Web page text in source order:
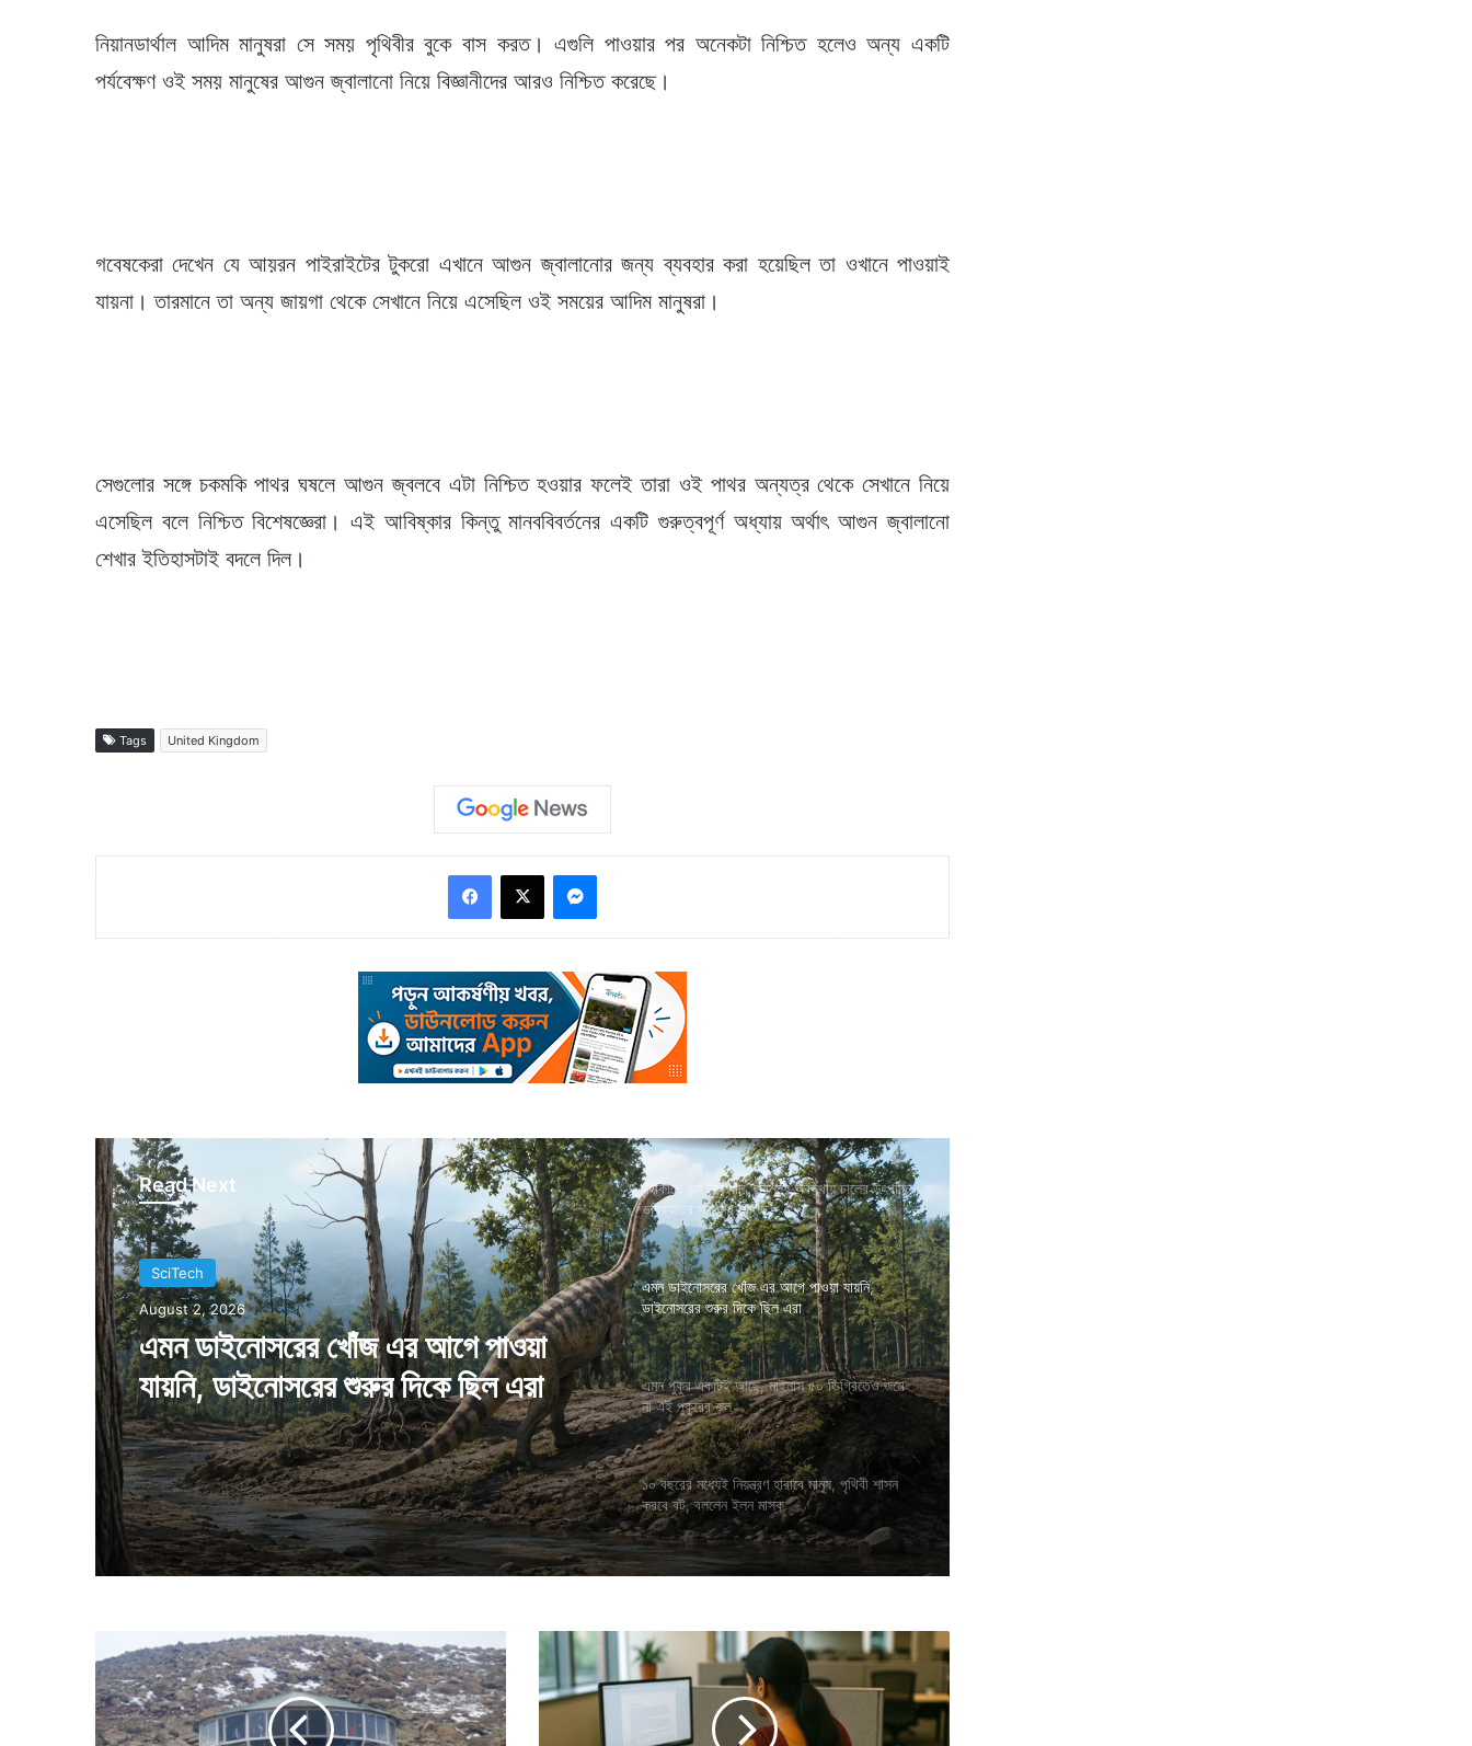
নিয়ানডার্থাল আদিম মানুষরা সে সময় পৃথিবীর বুকে বাস করত। এগুলি পাওয়ার পর অনেকটা নিশ্চিত হলেও অন্য একটি
পর্যবেক্ষণ ওই সময় মানুষের আগুন জ্বালানো নিয়ে বিজ্ঞানীদের আরও নিশ্চিত করেছে।
গবেষকেরা দেখেন যে আয়রন পাইরাইটের টুকরো এখানে আগুন জ্বালানোর জন্য ব্যবহার করা হয়েছিল তা ওখানে পাওয়াই
যায়না। তারমানে তা অন্য জায়গা থেকে সেখানে নিয়ে এসেছিল ওই সময়ের আদিম মানুষরা।
সেগুলোর সঙ্গে চকমকি পাথর ঘষলে আগুন জ্বলবে এটা নিশ্চিত হওয়ার ফলেই তারা ওই পাথর অন্যত্র থেকে সেখানে নিয়ে
এসেছিল বলে নিশ্চিত বিশেষজ্ঞেরা। এই আবিষ্কার কিন্তু মানববিবর্তনের একটি গুরুত্বপূর্ণ অধ্যায় অর্থাৎ আগুন জ্বালানো
শেখার ইতিহাসটাই বদলে দিল।
Tags United Kingdom
Read Next
SciTech
August 2, 2026
এমন ডাইনোসরের খোঁজ এর আগে পাওয়া
যায়নি, ডাইনোসরের শুরুর দিকে ছিল এরা
SciTech
July 28, 2026
এমন পুকুর একটিই আছে, মাইনাস ৫০
ডিগ্রিতেও জমে না এই পুকুরের জল
মহাকাশে জন্ম নিল ধান, ভরশূন্য অবস্থায় চালের উৎপাদন
ভবিষ্যতের স্বপ্ন দেখাচ্ছে
এমন ডাইনোসরের খোঁজ এর আগে পাওয়া যায়নি,
ডাইনোসরের শুরুর দিকে ছিল এরা
এমন পুকুর একটিই আছে, মাইনাস ৫০ ডিগ্রিতেও জমে
না এই পুকুরের জল
১০ বছরের মধ্যেই নিয়ন্ত্রণ হারাবে মানুষ, পৃথিবী শাসন
করবে বট, বললেন ইলন মাস্ক
শ্বে
র
স
র্বো
দে
তে
ন